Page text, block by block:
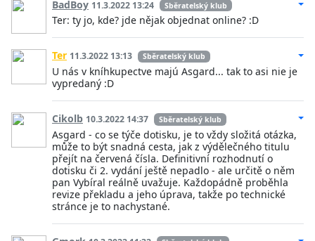
BadBoy 11.3.2022 13:24 Sběratelský klub
Ter: ty jo, kde? jde nějak objednat online? :D
Ter 11.3.2022 13:13 Sběratelský klub
U nás v kníhkupectve majú Asgard... tak to asi nie je
vypredaný :D
Cikolb 10.3.2022 14:37 Sběratelský klub
Asgard - co se týče dotisku, je to vždy složitá otázka,
může to být snadná cesta, jak z výdělečného titulu
přejít na červená čísla. Definitivní rozhodnutí o
dotisku či 2. vydání ještě nepadlo - ale určitě o něm
pan Vybíral reálně uvažuje. Každopádně proběhla
revize překladu a jeho úprava, takže po technické
stránce je to nachystané.